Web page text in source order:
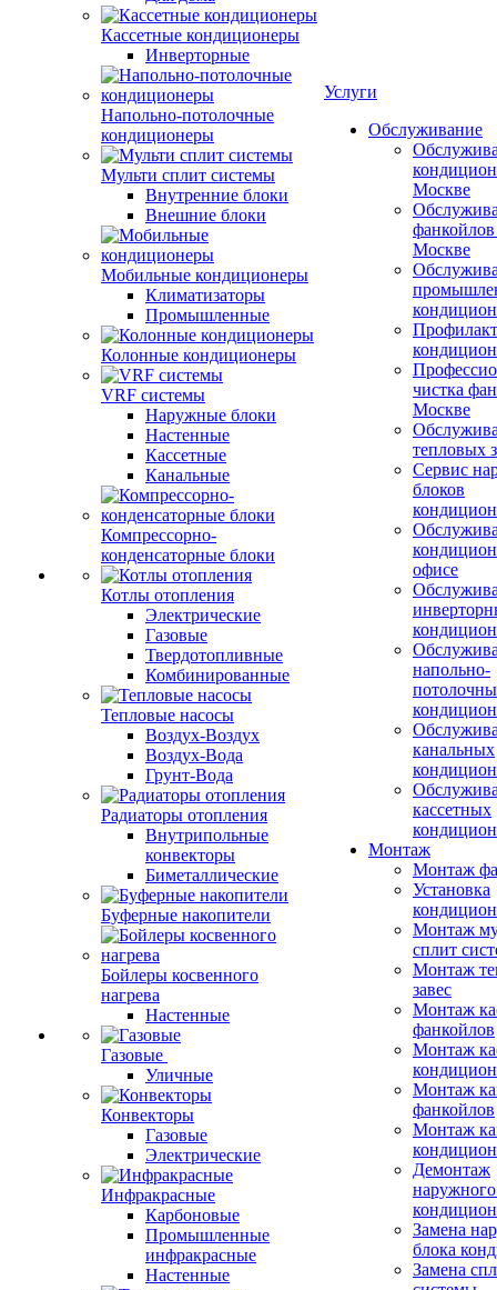
Кассетные кондиционеры
Инверторные
Напольно-потолочные
кондиционеры
Мульти сплит системы
Внутренние блоки
Внешние блоки
Мобильные кондиционеры
Климатизаторы
Промышленные
Колонные кондиционеры
VRF системы
Наружные блоки
Настенные
Кассетные
Канальные
Компрессорно-
конденсаторные блоки
Котлы отопления
Электрические
Газовые
Твердотопливные
Комбинированные
Тепловые насосы
Воздух-Воздух
Воздух-Вода
Грунт-Вода
Радиаторы отопления
Внутрипольные
конвекторы
Биметаллические
Буферные накопители
Бойлеры косвенного
нагрева
Настенные
Газовые
Уличные
Конвекторы
Газовые
Электрические
Инфракрасные
Карбоновые
Промышленные
инфракрасные
Настенные
Услуги
Обслуживание
Москве
Москве
чистка
Москве
тепловых
Сервис
блоков
офисе
напольно-
канальных
кассетных
Монтаж
Монтаж
Установка
Монтаж
сплит
Монтаж
завес
Монтаж
фанкойлов
Монтаж
Монтаж
фанкойлов
Монтаж
Демонтаж
Замена
блока
Замена